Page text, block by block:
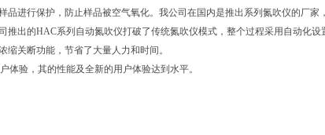
进行保护，防止样品被空气氧化。我公司在国内是推出系列氮吹仪的厂家
出的HAC系列自动氮吹仪打破了传统氮吹仪模式，整个过程采用自动化设
关断功能，节省了大量人力和时间。
体验，其的性能及全新的用户体验达到水平。